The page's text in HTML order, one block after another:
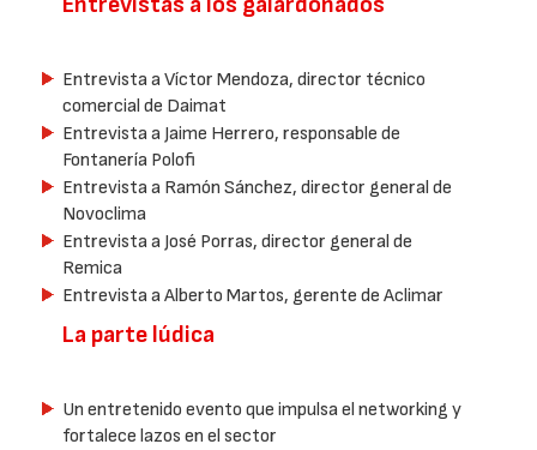
Entrevista a Víctor Mendoza, director técnico
comercial de Daimat
Entrevista a Jaime Herrero, responsable de
Fontanería Polofi
Entrevista a Ramón Sánchez, director general de
Novoclima
Entrevista a José Porras, director general de
Remica
Entrevista a Alberto Martos, gerente de Aclimar
La parte lúdica
Un entretenido evento que impulsa el networking y
fortalece lazos en el sector